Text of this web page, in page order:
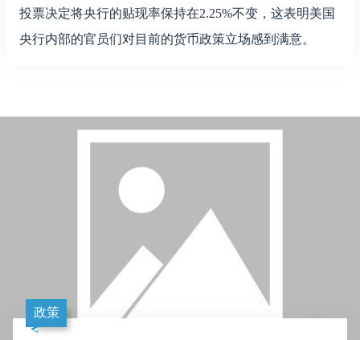
投票决定将央行的贴现率保持在2.25%不变，这表明美国
央行内部的官员们对目前的货币政策立场感到满意。
政策